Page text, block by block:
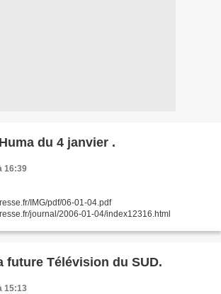
du 4 janvier .
16:39
IMG/pdf/06-01-04.pdf
journal/2006-01-04/index12316.html
future Télévision du SUD.
15:13